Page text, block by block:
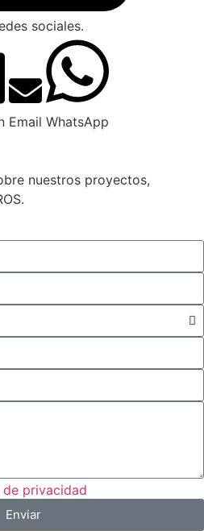
sociales.
Email WhatsApp
nuestros proyectos,
privacidad
Enviar